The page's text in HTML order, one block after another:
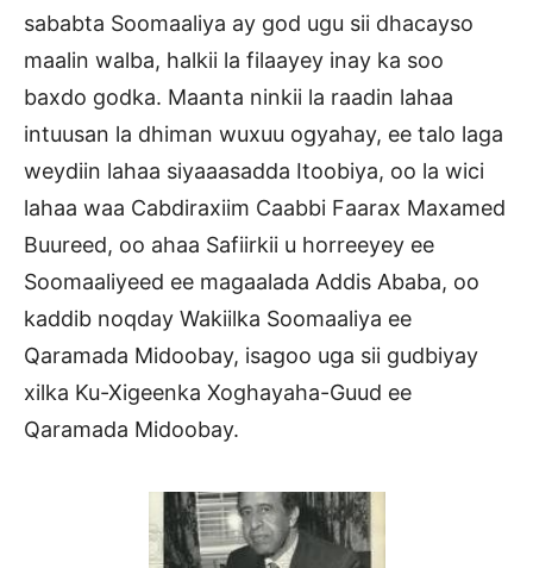
sababta Soomaaliya ay god ugu sii dhacayso
maalin walba, halkii la filaayey inay ka soo
baxdo godka. Maanta ninkii la raadin lahaa
intuusan la dhiman wuxuu ogyahay, ee talo laga
weydiin lahaa siyaaasadda Itoobiya, oo la wici
lahaa waa Cabdiraxiim Caabbi Faarax Maxamed
Buureed, oo ahaa Safiirkii u horreeyey ee
Soomaaliyeed ee magaalada Addis Ababa, oo
kaddib noqday Wakiilka Soomaaliya ee
Qaramada Midoobay, isagoo uga sii gudbiyay
xilka Ku-Xigeenka Xoghayaha-Guud ee
Qaramada Midoobay.